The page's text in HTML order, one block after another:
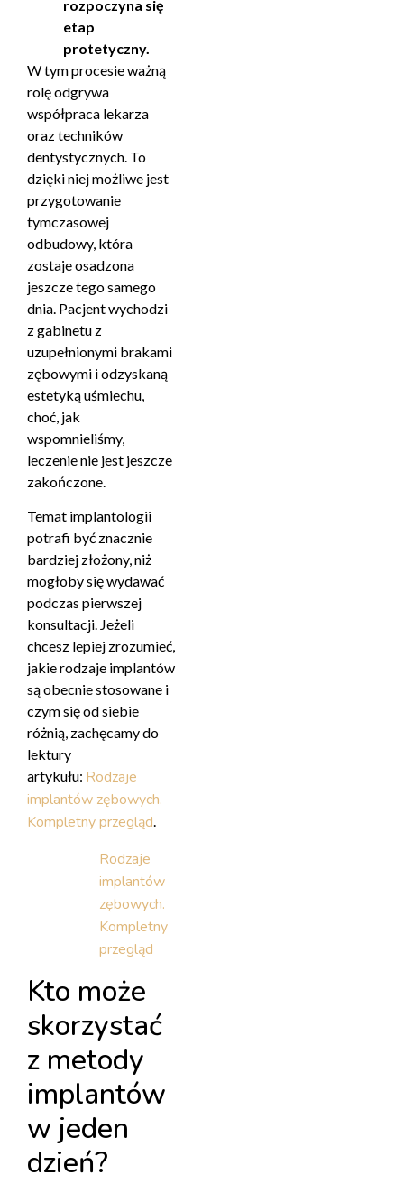
rozpoczyna się
etap
protetyczny.
W tym procesie ważną
rolę odgrywa
współpraca lekarza
oraz techników
dentystycznych. To
dzięki niej możliwe jest
przygotowanie
tymczasowej
odbudowy, która
zostaje osadzona
jeszcze tego samego
dnia. Pacjent wychodzi
z gabinetu z
uzupełnionymi brakami
zębowymi i odzyskaną
estetyką uśmiechu,
choć, jak
wspomnieliśmy,
leczenie nie jest jeszcze
zakończone.
Temat implantologii
potrafi być znacznie
bardziej złożony, niż
mogłoby się wydawać
podczas pierwszej
konsultacji. Jeżeli
chcesz lepiej zrozumieć,
jakie rodzaje implantów
są obecnie stosowane i
czym się od siebie
różnią, zachęcamy do
lektury
artykułu: Rodzaje
implantów zębowych.
Kompletny przegląd.
Rodzaje
implantów
zębowych.
Kompletny
przegląd
Kto może
skorzystać
z metody
implantów
w jeden
dzień?